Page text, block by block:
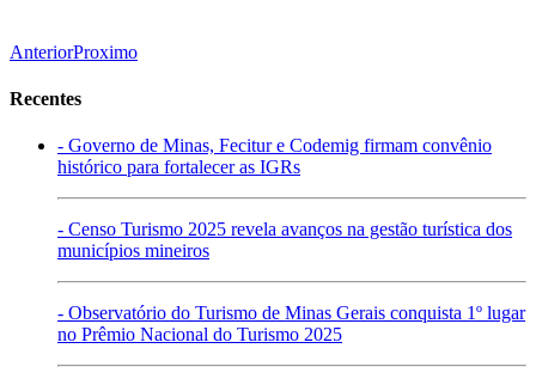
AnteriorProximo
Recentes
- Governo de Minas, Fecitur e Codemig firmam convênio
histórico para fortalecer as IGRs
- Censo Turismo 2025 revela avanços na gestão turística dos
municípios mineiros
- Observatório do Turismo de Minas Gerais conquista 1º lugar
no Prêmio Nacional do Turismo 2025